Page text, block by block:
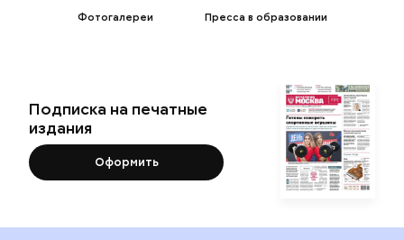
Фотогалереи
Пресса в образовании
Подписка на печатные
издания
Оформить